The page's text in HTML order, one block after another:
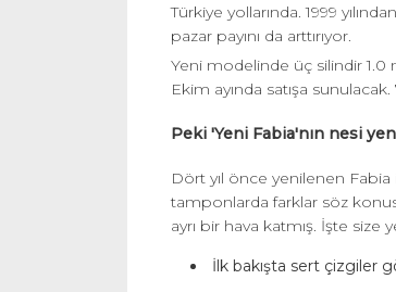
Türkiye yollarında. 1999
pazar payını da arttırıyor.
Yeni modelinde üç silindir
Ekim ayında satışa
Peki 'Yeni Fabia'nın nesi
Dört yıl önce yenilenen Fabia
tamponlarda farklar söz
ayrı bir hava katmış. İşte size
İlk bakışta sert çizgiler